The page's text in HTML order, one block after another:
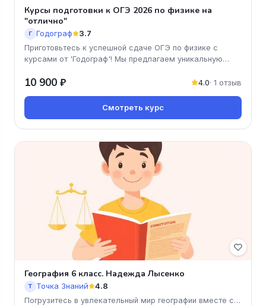
Курсы подготовки к ОГЭ 2026 по физике на
"отлично"
Г Годограф 3.7
Приготовьтесь к успешной сдаче ОГЭ по физике с
курсами от 'Годограф'! Мы предлагаем уникальную
10 900 ₽ 4.0· 1 отзыв
Смотреть курс
География 6 класс. Надежда Лысенко
Т Точка Знаний 4.8
Погрузитесь в увлекательный мир географии вместе с